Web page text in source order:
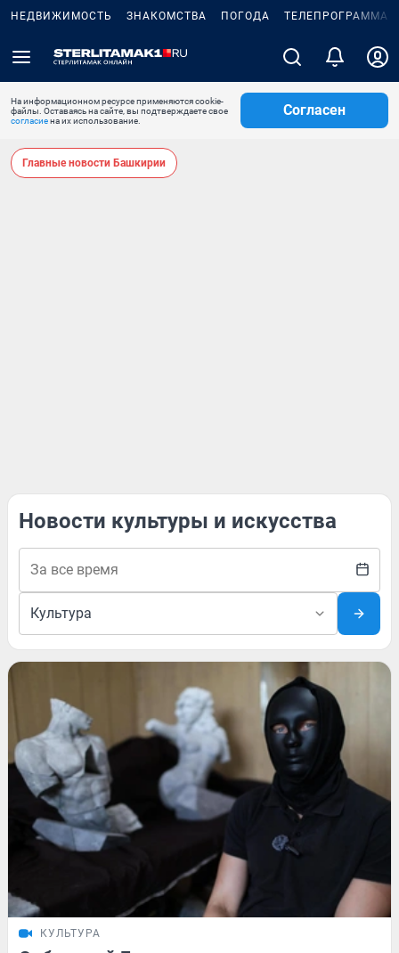
НЕДВИЖИМОСТЬ ЗНАКОМСТВА ПОГОДА ТЕЛЕПРОГРАММА
На информационном ресурсе применяются cookie-
файлы. Оставаясь на сайте, вы подтверждаете свое
согласиена их использование.
Согласен
Главные новости Башкирии
Новости культуры и искусства
КУЛЬТУРА